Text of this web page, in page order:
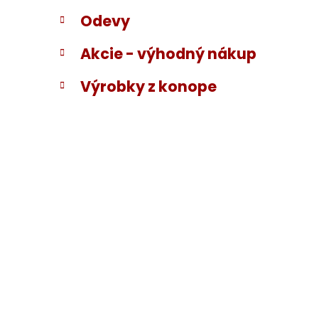
Odevy
Akcie - výhodný nákup
Výrobky z konope